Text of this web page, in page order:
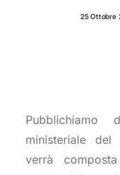
25 Ottobre
Pubblichiamo
ministeriale
verrà